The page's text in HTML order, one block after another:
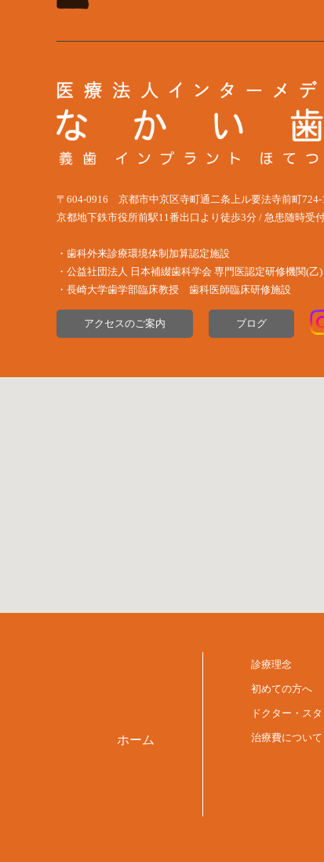
〒604-0916 京都市中京区寺町通二条上ル要法寺前町724-1
京都地下鉄市役所前駅11番出口より徒歩3分 / 急患随時受
・歯科外来診療環境体制加算認定施設
・公益社団法⼈ ⽇本補綴⻭科学会 専⾨医認定研修機関(⼄)
・長崎大学歯学部臨床教授 歯科医師臨床研修施設
アクセスのご案内 ブログ
ホーム
診療理念
初めての方へ
ドクター・ス
治療費について